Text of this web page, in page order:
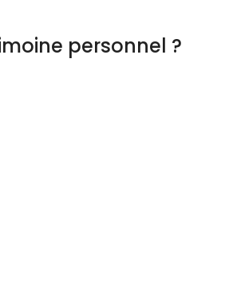
personnel ?